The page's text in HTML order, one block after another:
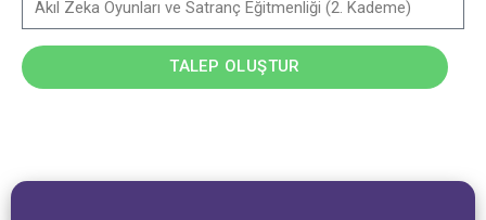
TALEP OLUŞTUR